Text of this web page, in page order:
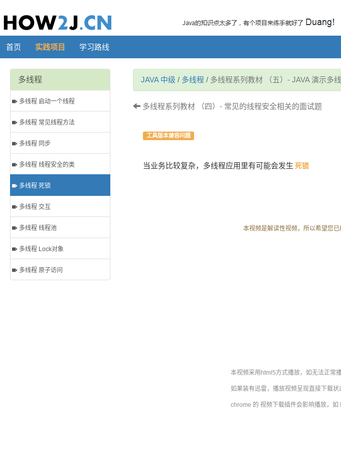
首页 实践项目 学习路线
多线程
多线程 启动一个线程
多线程 常见线程方法
多线程 同步
多线程 线程安全的类
多线程 死锁
多线程 交互
多线程 线程池
多线程 Lock对象
多线程 原子访问
JAVA 中级 / 多线程 / 多线程系列教材 （五）- JAVA 演示多
多线程系列教材 （四）- 常见的线程安全相关的面试题
工具版本兼容问题
当业务比较复杂，多线程应用里有可能会发生 死锁
本视频是解读性视频，所以希望您
本视频采用html5方式播放，如无法正常
如果装有迅雷，播放视频呈现直接下载
chrome 的 视频下载插件会影响播放，